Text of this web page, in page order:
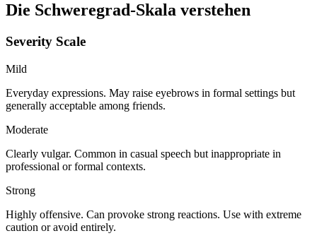
Die Schweregrad-Skala verstehen
Severity Scale
Mild
Everyday expressions. May raise eyebrows in formal settings but
generally acceptable among friends.
Moderate
Clearly vulgar. Common in casual speech but inappropriate in
professional or formal contexts.
Strong
Highly offensive. Can provoke strong reactions. Use with extreme
caution or avoid entirely.